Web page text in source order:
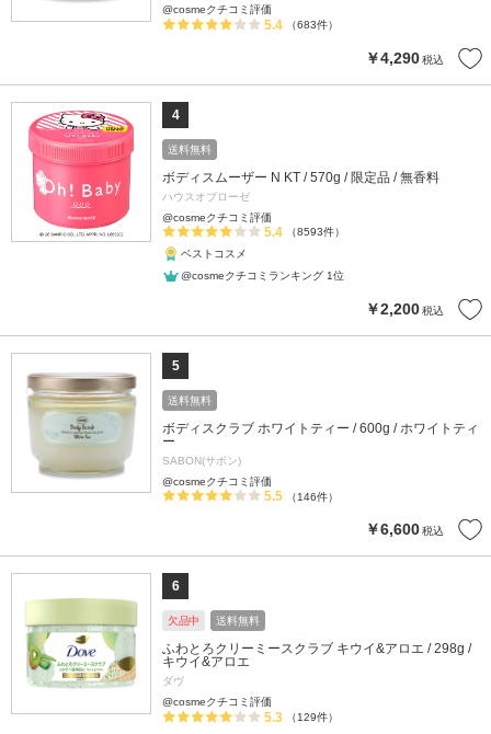
@cosmeクチコミ評価
5.4 （683件）
￥4,290税込
4
送料無料
ボディスムーザー N KT / 570g / 限定品 / 無香料
ハウスオブローゼ
@cosmeクチコミ評価
5.4
（8593件）
ベストコスメ
@cosmeクチコミランキング 1位
￥2,200税込
5
送料無料
ボディスクラブ ホワイトティー / 600g / ホワイトティ
ー
SABON(サボン)
@cosmeクチコミ評価
5.5 （146件）
￥6,600税込
6
欠品中 送料無料
ふわとろクリーミースクラブ キウイ&アロエ / 298g /
キウイ&アロエ
ダヴ
@cosmeクチコミ評価
5.3 （129件）